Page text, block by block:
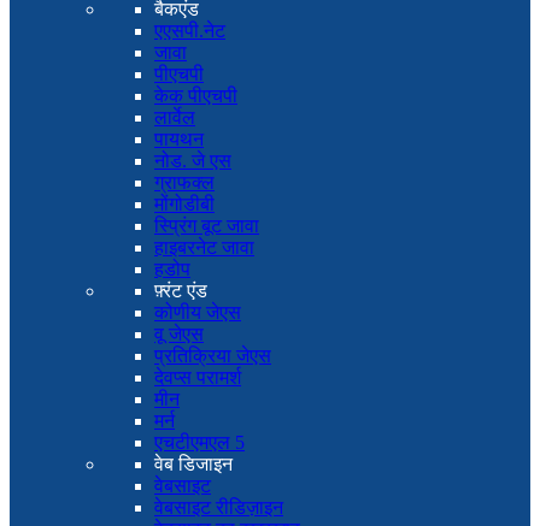
बैकएंड
एएसपी.नेट
जावा
पीएचपी
केक पीएचपी
लार्वेल
पायथन
नोड. जे एस
ग्राफक्ल
मोंगोडीबी
स्प्रिंग बूट जावा
हाइबरनेट जावा
हडोप
फ़्रंट एंड
कोणीय जेएस
वू जेएस
प्रतिक्रिया जेएस
देवप्स परामर्श
मीन
मर्न
एचटीएमएल 5
वेब डिजाइन
वेबसाइट
वेबसाइट रीडिज़ाइन